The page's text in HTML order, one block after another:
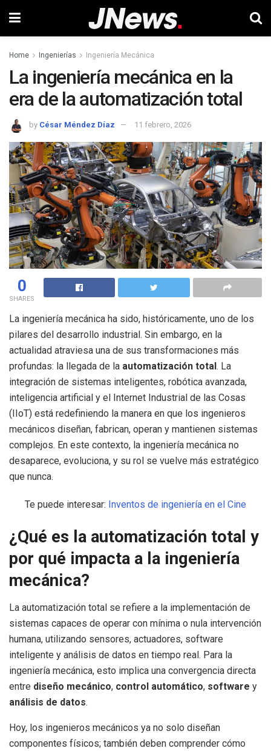
Home Ingenierías Ingeniería Mecánica
La ingeniería mecánica en la
era de la automatización total
by César Méndez Díaz 11 febrero, 2026
0
SHARES
La ingeniería mecánica ha sido, históricamente, uno de los
pilares del desarrollo industrial. Sin embargo, en la
actualidad atraviesa una de sus transformaciones más
profundas: la llegada de la automatización total. La
integración de sistemas inteligentes, robótica avanzada,
inteligencia artificial y el Internet Industrial de las Cosas
(IIoT) está redefiniendo la manera en que los ingenieros
mecánicos diseñan, fabrican, operan y mantienen sistemas
complejos. En este contexto, la ingeniería mecánica no
desaparece, evoluciona, y su rol se vuelve más estratégico
que nunca.
Te puede interesar: Inventos de ingeniería en el Cine
¿Qué es la automatización total y
por qué impacta a la ingeniería
mecánica?
La automatización total se refiere a la implementación de
sistemas capaces de operar con mínima o nula intervención
humana, utilizando sensores, actuadores, software
inteligente y análisis de datos en tiempo real. Para la
ingeniería mecánica, esto implica una convergencia directa
entre diseño mecánico, control automático, software y
análisis de datos.
Hoy, los ingenieros mecánicos ya no solo diseñan
componentes físicos; también deben comprender cómo